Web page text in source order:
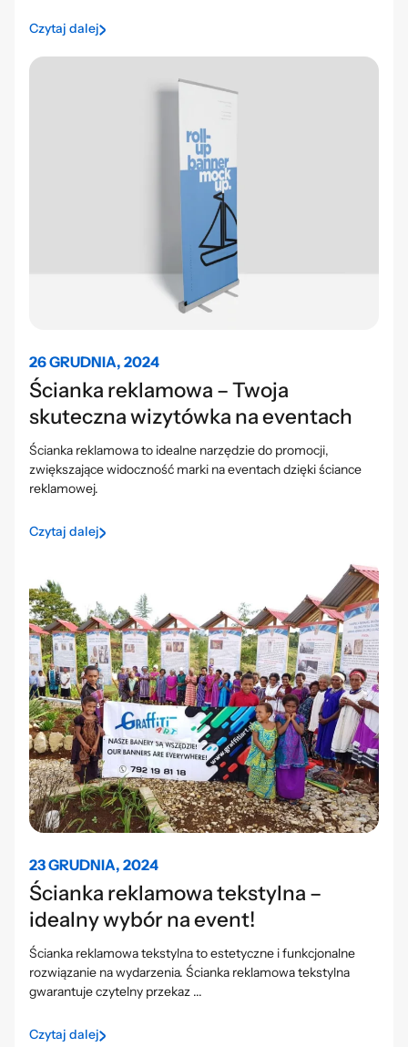
Czytaj dalej
26 GRUDNIA, 2024
Ścianka reklamowa – Twoja
skuteczna wizytówka na eventach
Ścianka reklamowa to idealne narzędzie do promocji,
zwiększające widoczność marki na eventach dzięki ściance
reklamowej.
Czytaj dalej
23 GRUDNIA, 2024
Ścianka reklamowa tekstylna –
idealny wybór na event!
Ścianka reklamowa tekstylna to estetyczne i funkcjonalne
rozwiązanie na wydarzenia. Ścianka reklamowa tekstylna
gwarantuje czytelny przekaz ...
Czytaj dalej